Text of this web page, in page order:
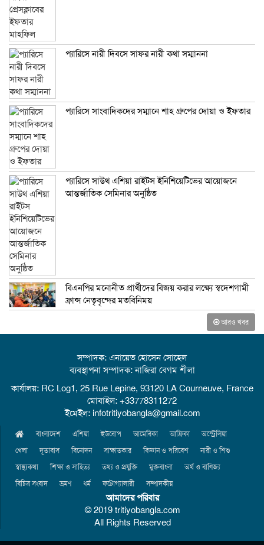
প্যারিসে নারী দিবসে সাফর নারী কথা সম্মাননা
প্যারিসে সাংবাদিকদের সম্মানে শাহ গ্রুপের দোয়া ও ইফতার
প্যারিসে সাউথ এশিয়া রাইটস ইনিশিয়েটিভের আয়োজনে
আন্তর্জাতিক সেমিনার অনুষ্ঠিত
বিএনপির মনোনীত প্রার্থীদের বিজয় করার লক্ষ্যে স্বদেশগামী
ফ্রান্স নেতৃবৃন্দের মতবিনিময়
আরও খবর
সম্পাদক: এনায়েত হোসেন সোহেল
ব্যবস্থাপনা সম্পাদক: নাজিরা বেগম শীলা
কার্যালয়: RC Log1, 25 Rue Lepine, 93120 LA Courneuve, France
মোবাইল: +33778311272
ইমেইল: infotritiyobangla@gmail.com
বাংলাদেশ এশিয়া ইউরোপ আমেরিকা আফ্রিকা
অস্ট্রেলিয়া
খেলা
দূতাবাস বিনোদন সাক্ষাতকার বিজ্ঞান ও পরিবেশ
নারী ও শিশু
স্বাস্থ্যকথা
শিক্ষা ও সাহিত্য তথ্য ও প্রযুক্তি মুক্তবাংলা
অর্থ ও বাণিজ্য
বিচিত্র সংবাদ
ভ্রমণ ধর্ম ফটোগ্যালারী সম্পাদকীয়
আমাদের পরিবার
© 2019 tritiyobangla.com
All Rights Reserved